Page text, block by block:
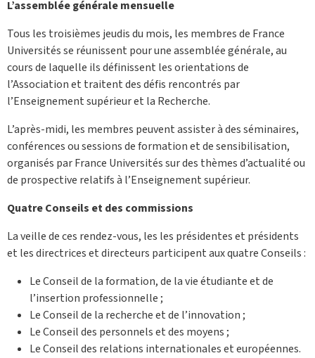
L’assemblée générale mensuelle
Tous les troisièmes jeudis du mois, les membres de France
Universités se réunissent pour une assemblée générale, au
cours de laquelle ils définissent les orientations de
l’Association et traitent des défis rencontrés par
l’Enseignement supérieur et la Recherche.
L’après-midi, les membres peuvent assister à des séminaires,
conférences ou sessions de formation et de sensibilisation,
organisés par France Universités sur des thèmes d’actualité ou
de prospective relatifs à l’Enseignement supérieur.
Quatre Conseils et des commissions
La veille de ces rendez-vous, les les présidentes et présidents
et les directrices et directeurs participent aux quatre Conseils :
Le Conseil de la formation, de la vie étudiante et de
l’insertion professionnelle ;
Le Conseil de la recherche et de l’innovation ;
Le Conseil des personnels et des moyens ;
Le Conseil des relations internationales et européennes.